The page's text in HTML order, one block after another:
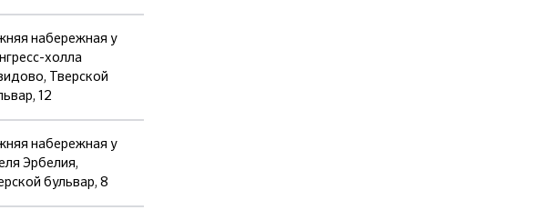
набережная у
холла
Тверской
12
набережная у
Эрбелия,
бульвар, 8